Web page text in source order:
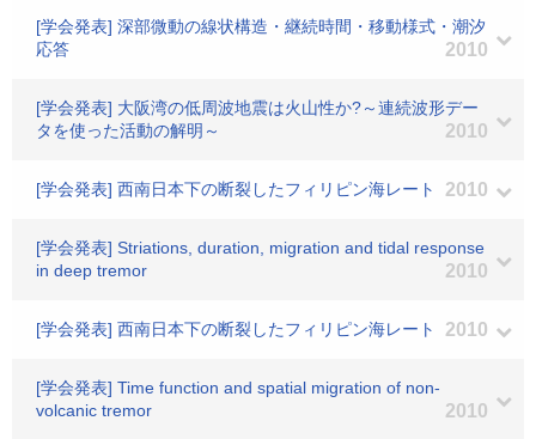
[学会発表] 深部微動の線状構造・継続時間・移動様式・潮汐
応答
2010
[学会発表] 大阪湾の低周波地震は火山性か?～連続波形デー
タを使った活動の解明～
2010
[学会発表] 西南日本下の断裂したフィリピン海レート 2010
[学会発表] Striations, duration, migration and tidal response
in deep tremor
2010
[学会発表] 西南日本下の断裂したフィリピン海レート 2010
[学会発表] Time function and spatial migration of non-
volcanic tremor
2010